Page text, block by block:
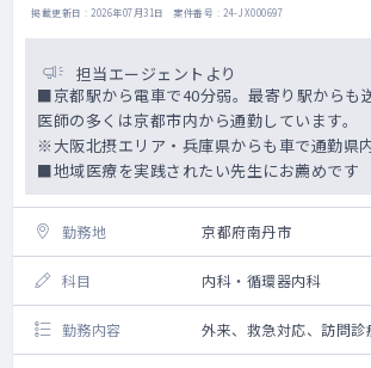
掲載更新日 : 2026年07月31日 案件番号 : 24-JX000697
担当エージェントより
■京都駅から電車で40分弱。最寄り駅からも
医師の多くは京都市内から通勤しています。
※大阪北摂エリア・兵庫県からも車で通勤県内
■地域医療を実践されたい先生にお薦めです
勤務地 京都府南丹市
科目 内科・循環器内科
勤務内容 外来、救急対応、訪問診